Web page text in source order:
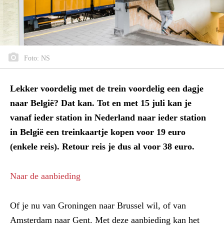
Foto: NS
Lekker voordelig met de trein voordelig een dagje
naar België? Dat kan. Tot en met 15 juli kan je
vanaf ieder station in Nederland naar ieder station
in België een treinkaartje kopen voor 19 euro
(enkele reis). Retour reis je dus al voor 38 euro.
Naar de aanbieding
Of je nu van Groningen naar Brussel wil, of van
Amsterdam naar Gent. Met deze aanbieding kan het